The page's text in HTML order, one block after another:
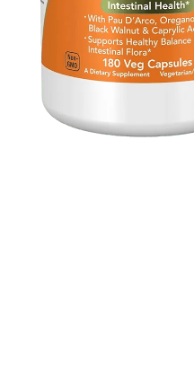
Click to enlarge